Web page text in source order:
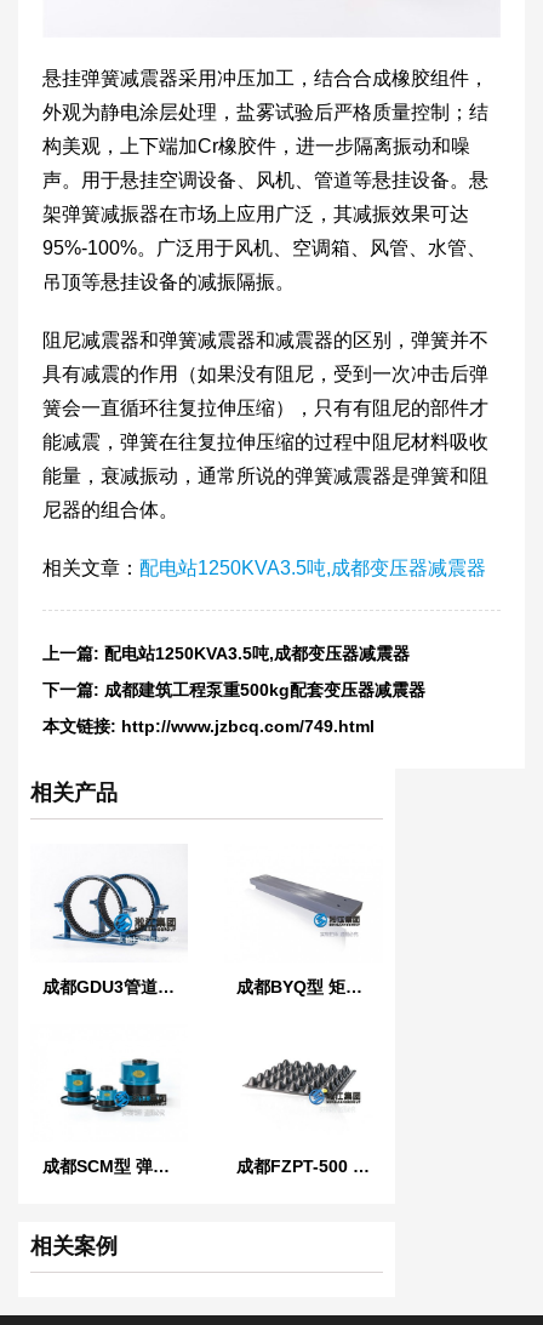
悬挂弹簧减震器采用冲压加工，结合合成橡胶组件，
外观为静电涂层处理，盐雾试验后严格质量控制；结
构美观，上下端加Cr橡胶件，进一步隔离振动和噪
声。用于悬挂空调设备、风机、管道等悬挂设备。悬
架弹簧减振器在市场上应用广泛，其减振效果可达
95%-100%。广泛用于风机、空调箱、风管、水管、
吊顶等悬挂设备的减振隔振。
阻尼减震器和弹簧减震器和减震器的区别，弹簧并不
具有减震的作用（如果没有阻尼，受到一次冲击后弹
簧会一直循环往复拉伸压缩），只有有阻尼的部件才
能减震，弹簧在往复拉伸压缩的过程中阻尼材料吸收
能量，衰减振动，通常所说的弹簧减震器是弹簧和阻
尼器的组合体。
相关文章： 配电站1250KVA3.5吨,成都变压器减震器
上一篇: 配电站1250KVA3.5吨,成都变压器减震器
下一篇: 成都建筑工程泵重500kg配套变压器减震器
本文链接: http://www.jzbcq.com/749.html
相关产品
成都GDU3管道管夹橡胶减震器 成都BYQ型 矩阵式弹簧减振器
成都SCM型 弹簧减振器 成都FZPT-500 型浮筑平台橡胶隔振隔声垫
相关案例